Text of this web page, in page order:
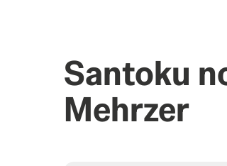
Santoku
Mehrzer